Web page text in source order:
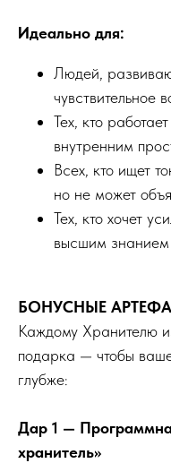
Идеально для:
Людей,
чувствительное
Тех, кто
внутренним
Всех, кто ищет
но не может
Тех, кто хочет
высшим знанием
БОНУСНЫЕ
Каждому Хранителю
подарка — чтобы
глубже:
Дар 1 —
хранитель»